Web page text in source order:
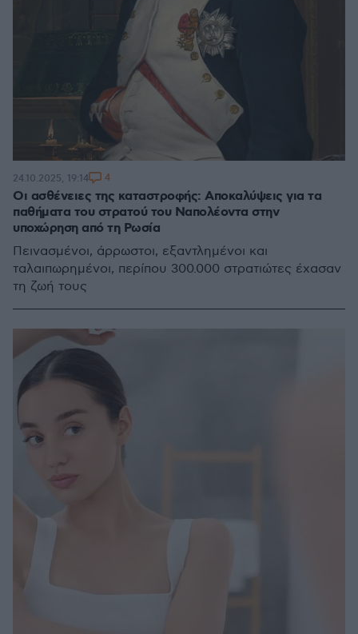
Οι ασθένειες της καταστροφής: Αποκαλύψεις για τα
παθήματα του στρατού του Ναπολέοντα στην
υποχώρηση από τη Ρωσία
Πεινασμένοι, άρρωστοι, εξαντλημένοι και
ταλαιπωρημένοι, περίπου 300.000 στρατιώτες έχασαν
τη ζωή τους
24.10.2025, 19:14 4